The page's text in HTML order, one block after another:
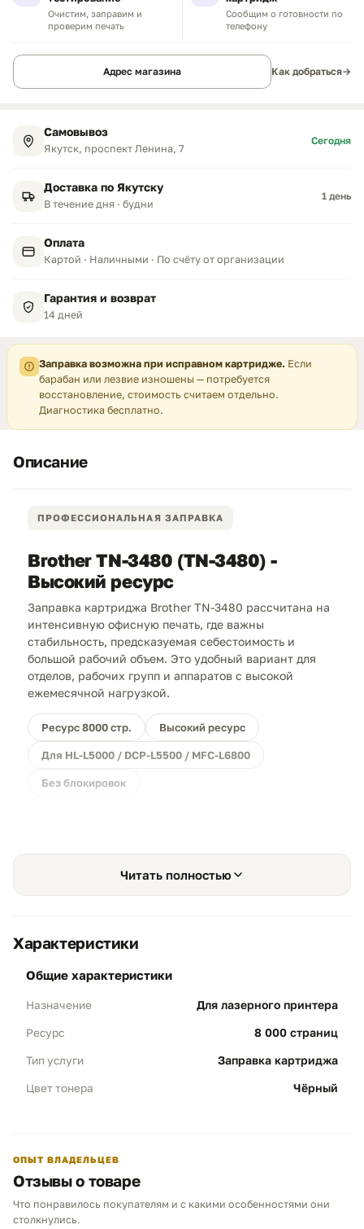
Очистим, заправим и
проверим печать
Сообщим о готовности по
телефону
Адрес магазина Как добраться→
Самовывоз
Якутск, проспект Ленина, 7
Сегодня
Доставка по Якутску
В течение дня · будни
1 день
Оплата
Картой · Наличными · По счёту от организации
Гарантия и возврат
14 дней
Заправка возможна при исправном картридже. Если
барабан или лезвие изношены — потребуется
восстановление, стоимость считаем отдельно.
Диагностика бесплатно.
Описание
ПРОФЕССИОНАЛЬНАЯ ЗАПРАВКА
Brother TN-3480 (TN-3480) -
Высокий ресурс
Заправка картриджа Brother TN-3480 рассчитана на
интенсивную офисную печать, где важны
стабильность, предсказуемая себестоимость и
большой рабочий объем. Это удобный вариант для
отделов, рабочих групп и аппаратов с высокой
ежемесячной нагрузкой.
Ресурс 8000 стр. Высокий ресурс
Для HL-L5000 / DCP-L5500 / MFC-L6800
Без блокировок
заметно сократить расходы на печать по сравнению
с покупкой нового оригинального картриджа,
повторную заправку особенно практичной.
01
Объем 8000 стр:
заправка выполняется
под высокий штатный ресурс Brother TN-
выдерживает большие объемы печати
отчетов, договоров, спецификаций,
накладных и внутренних документов.
Читать полностью
Характеристики
общие характеристики
Назначение Для лазерного принтера
Ресурс 8 000 страниц
Тип услуги Заправка картриджа
Цвет тонера Чёрный
ОПЫТ ВЛАДЕЛЬЦЕВ
Отзывы о товаре
Что понравилось покупателям и с какими особенностями они
столкнулись.